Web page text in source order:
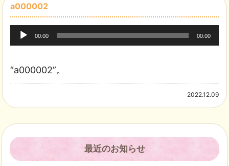
a000002
声
プ
レ
00:00 00:00
“a000002”。
2022.12.09
最近のお知らせ